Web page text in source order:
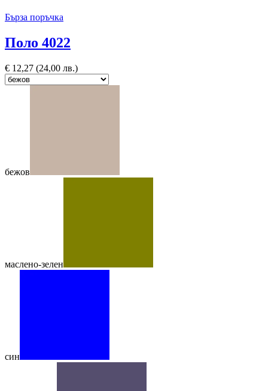
Бърза поръчка
Поло 4022
€ 12,27 (24,00 лв.)
бежов
маслено-зелен
син